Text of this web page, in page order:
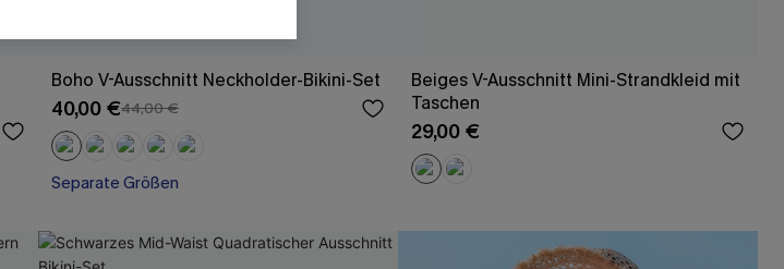
Boho V-Ausschnitt Neckholder-Bikini-Set
40,00 €44,00 €
Separate Größen
Beiges V-Ausschnitt Mini-Strandkleid mit
Taschen
29,00 €